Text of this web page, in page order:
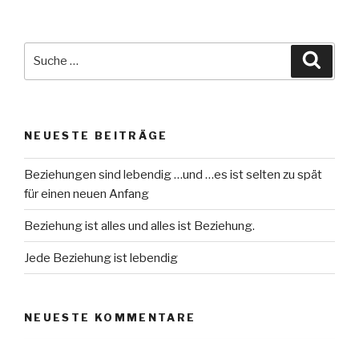
NEUESTE BEITRÄGE
Beziehungen sind lebendig …und …es ist selten zu spät
für einen neuen Anfang
Beziehung ist alles und alles ist Beziehung.
Jede Beziehung ist lebendig
NEUESTE KOMMENTARE